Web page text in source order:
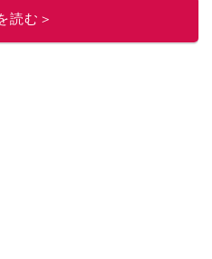
イチオシストの他の記事を読む
読む＞